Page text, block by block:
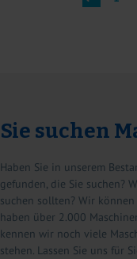
Sie suchen
Haben Sie in unserem
gefunden, die Sie suchen?
suchen sollten? Wir
haben über 2.000
kennen wir noch viele
stehen. Lassen Sie uns für